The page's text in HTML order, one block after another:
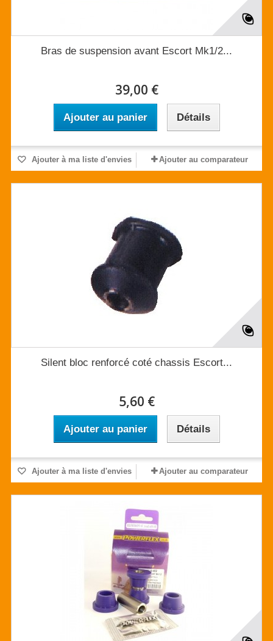
Bras de suspension avant Escort Mk1/2...
39,00 €
Ajouter au panier Détails
Ajouter à ma liste d'envies Ajouter au comparateur
Silent bloc renforcé coté chassis Escort...
5,60 €
Ajouter au panier Détails
Ajouter à ma liste d'envies Ajouter au comparateur